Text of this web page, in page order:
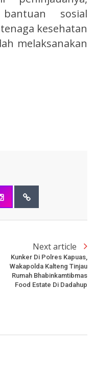
sosial
kesehatan
melaksanakan
Next article
Kunker Di Polres Kapuas,
Wakapolda Kalteng Tinjau
Rumah Bhabinkamtibmas
Food Estate Di Dadahup